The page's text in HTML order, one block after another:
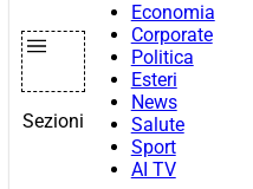
Sezioni
Economia
Corporate
Politica
Esteri
News
Salute
Sport
AI TV